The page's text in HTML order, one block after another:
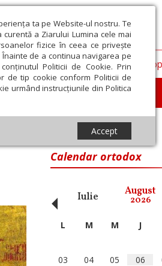
ta pe Website-ul nostru. Te
a Ziarului Lumina cele mai
fizice în ceea ce privește
de a continua navigarea pe
Politicii de Cookie. Prin
de tip cookie conform Politicii de
urmând instrucțiunile din Politica
Accept
Liturgica Patristica
Societate Opinii
expresia teologică a martiriului
Calendar ortodox
Iulie August
2026
‹ L M M J
03
04 05 06